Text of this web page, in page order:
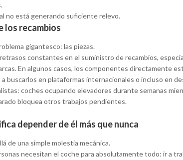
no está generando suficiente relevo.
los recambios
gigantesco: las piezas.
constantes en el suministro de recambios,
En algunos casos, los componentes directamente
buscarlos en plataformas internacionales o incluso en
coches ocupando elevadores durante semanas
bloquea otros trabajos pendientes.
depender de él más que nunca
de una simple molestia mecánica.
necesitan el coche para absolutamente todo: ir a